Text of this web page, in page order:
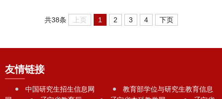
共38条 上页 1 2 3 4 下页
友情链接
中国研究生招生信息网
教育部学位与研究生教育信息